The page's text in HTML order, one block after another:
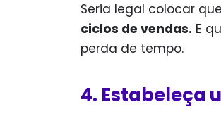
Seria legal colocar
ciclos de vendas. E
perda de tempo.
4. Estabeleça